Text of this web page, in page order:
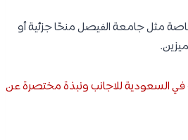
مثل جامعة الفيصل منحًا جزئية أو
في السعودية للاجانب ونبذة مختصرة عن